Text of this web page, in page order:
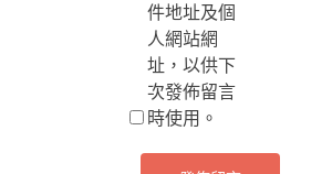
件地址及個
人網站網
址，以供下
次發佈留言
時使用。